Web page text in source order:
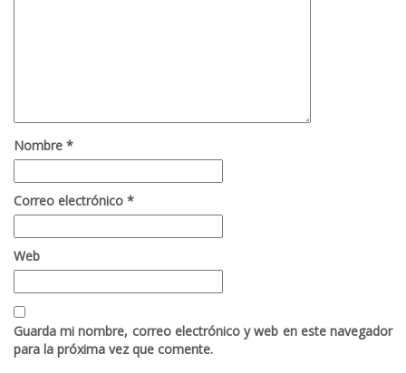
Nombre *
Correo electrónico *
Web
Guarda mi nombre, correo electrónico y web en este navegador
para la próxima vez que comente.